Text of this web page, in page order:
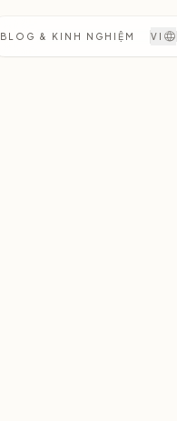
BLOG & KINH NGHIỆM VI